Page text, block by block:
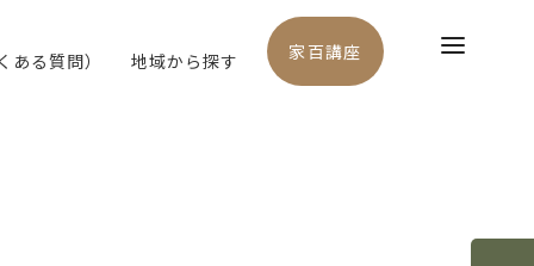
ある質問） 地域から探す 家百講座